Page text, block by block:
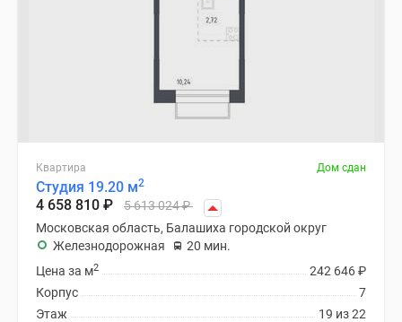
Квартира Дом сдан
Студия 19.20 м2
4 658 810 ₽ 5 613 024₽
Московская область, Балашиха городской округ
Железнодорожная
20 мин.
242 646₽
Цена за м2
7
Корпус
19 из 22
Этаж